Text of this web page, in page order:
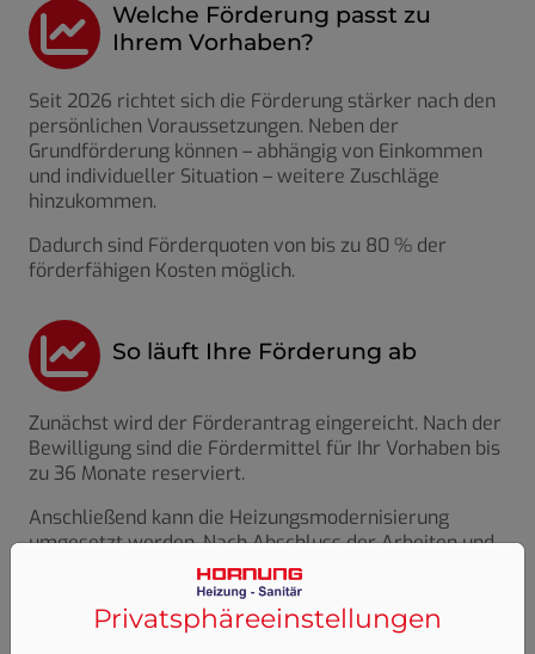
Welche Förderung passt zu
Ihrem Vorhaben?
Seit 2026 richtet sich die Förderung stärker nach den
persönlichen Voraussetzungen. Neben der
Grundförderung können – abhängig von Einkommen
und individueller Situation – weitere Zuschläge
hinzukommen.
Dadurch sind Förderquoten von bis zu 80 % der
förderfähigen Kosten möglich.
So läuft Ihre Förderung ab
Zunächst wird der Förderantrag eingereicht. Nach der
Bewilligung sind die Fördermittel für Ihr Vorhaben bis
zu 36 Monate reserviert.
Anschließend kann die Heizungsmodernisierung
umgesetzt werden. Nach Abschluss der Arbeiten und
Einreichung des Verwendungsnachweises erfolgt die
Auszahlung der Fördermittel.
Privatsphäre­einstellungen